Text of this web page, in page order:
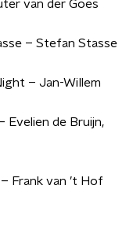
van der Goes
– Stefan Stasse
– Jan-WiIlem
de Bruijn,
Frank van ’t Hof